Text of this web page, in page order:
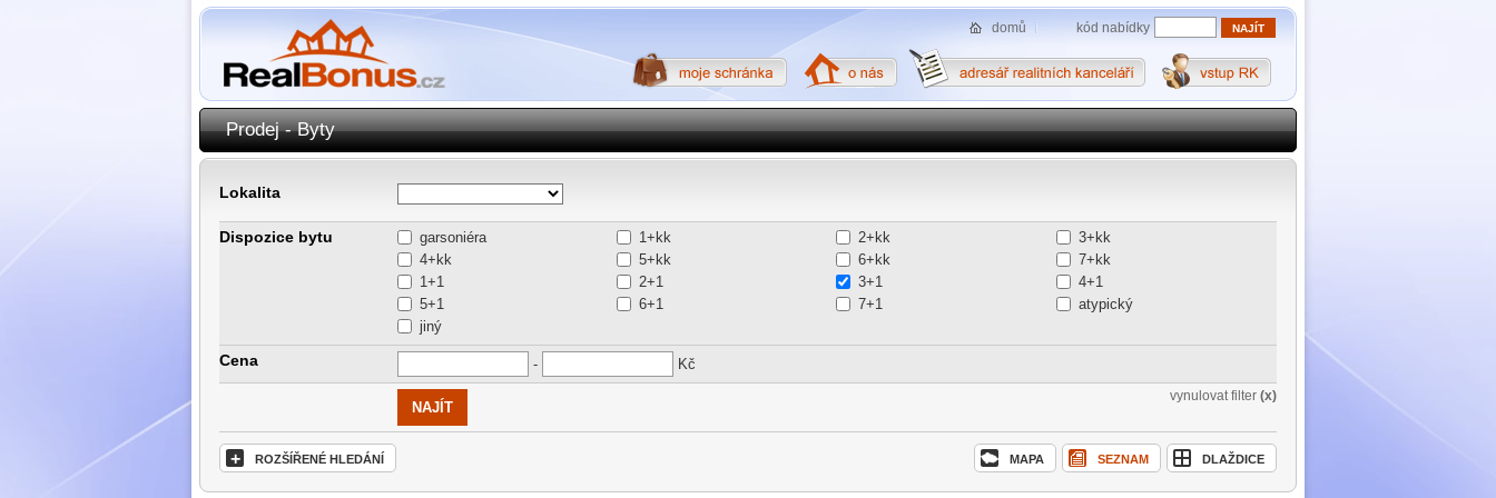
Prodej - Byty
Lokalita
Dispozice bytu garsoniéra 1+kk 2+kk
3+kk
4+kk
5+kk 6+kk
7+kk
1+1
2+1 3+1
4+1
5+1
6+1 7+1
atypický
jiný
Cena - Kč
vynulovat filter (x)
DLAŽDICE
SEZNAM
MAPA
+ ROZŠÍŘENÉ HLEDÁNÍ
kód nabídky
domů